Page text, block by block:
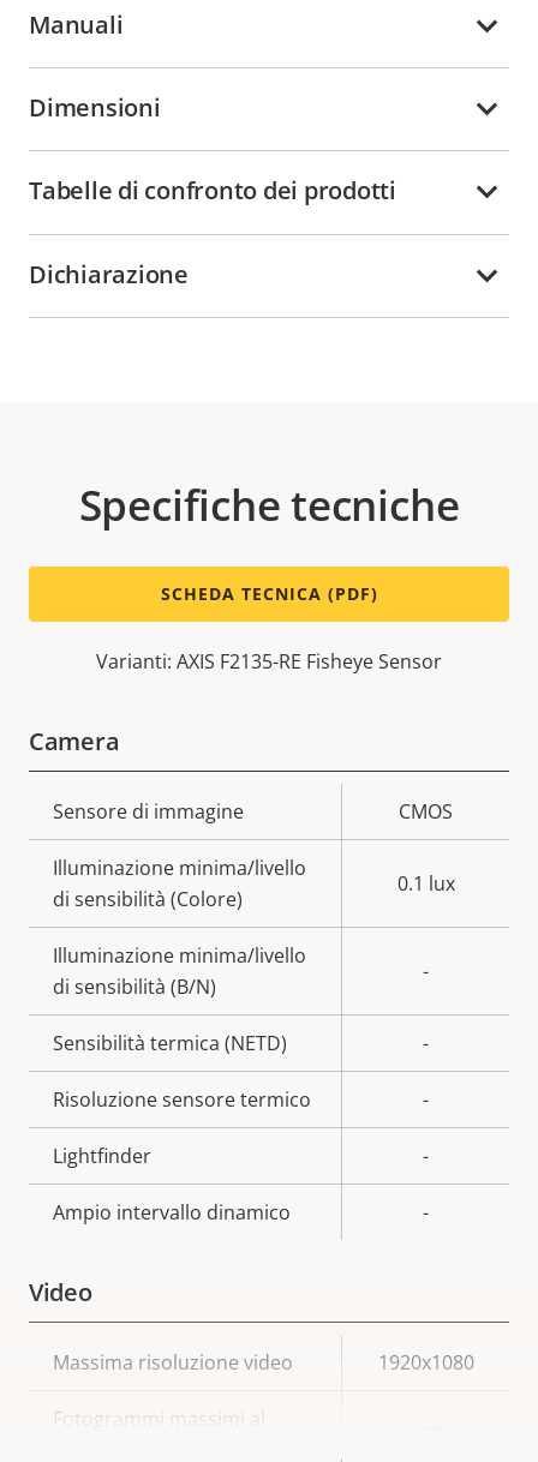
Manuali
Dimensioni
Tabelle di confronto dei prodotti
Dichiarazione
Specifiche tecniche
SCHEDA TECNICA (PDF)
Varianti: AXIS F2135-RE Fisheye Sensor
Camera
Descrizione
della
proprietà
Valore
della
proprietà
Sensore di immagine CMOS
Illuminazione minima/livello
di sensibilità (Colore)
0.1 lux
Illuminazione minima/livello
di sensibilità (B/N)
-
Sensibilità termica (NETD) -
Risoluzione sensore termico -
Lightfinder -
Ampio intervallo dinamico -
Video
Descrizione
proprietà
Valore
proprietà
Massima risoluzione video 1920x1080
Fotogrammi massimi al